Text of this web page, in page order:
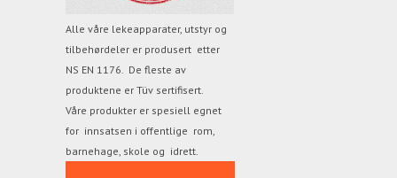
Alle våre lekeapparater, utstyr og
tilbehørdeler er produsert etter
NS EN 1176. De fleste av
produktene er Tüv sertifisert.
Våre produkter er spesiell egnet
for innsatsen i offentlige rom,
barnehage, skole og idrett.